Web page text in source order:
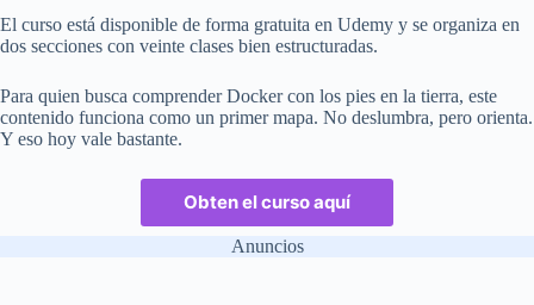
El curso está disponible de forma gratuita en Udemy y se organiza en
dos secciones con veinte clases bien estructuradas.
Para quien busca comprender Docker con los pies en la tierra, este
contenido funciona como un primer mapa. No deslumbra, pero orienta.
Y eso hoy vale bastante.
Obten el curso aquí
Anuncios